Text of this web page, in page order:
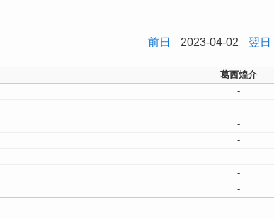
前日 2023-04-02 翌日
葛西煌介
-
-
-
-
-
-
-